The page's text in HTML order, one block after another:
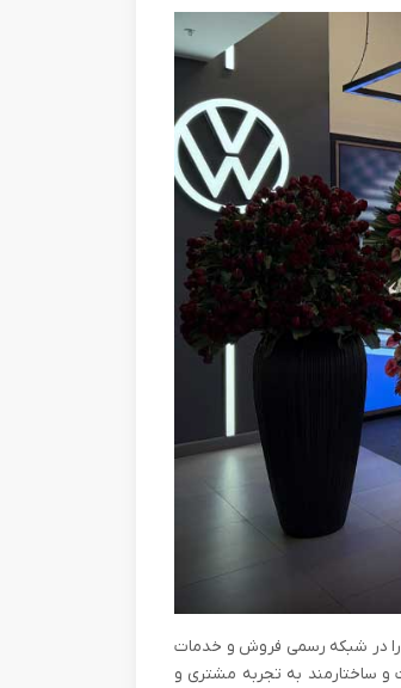
را در شبکه‌ رسمی فروش و خدمات
ساختارمند به تجربه‌ مشتری و